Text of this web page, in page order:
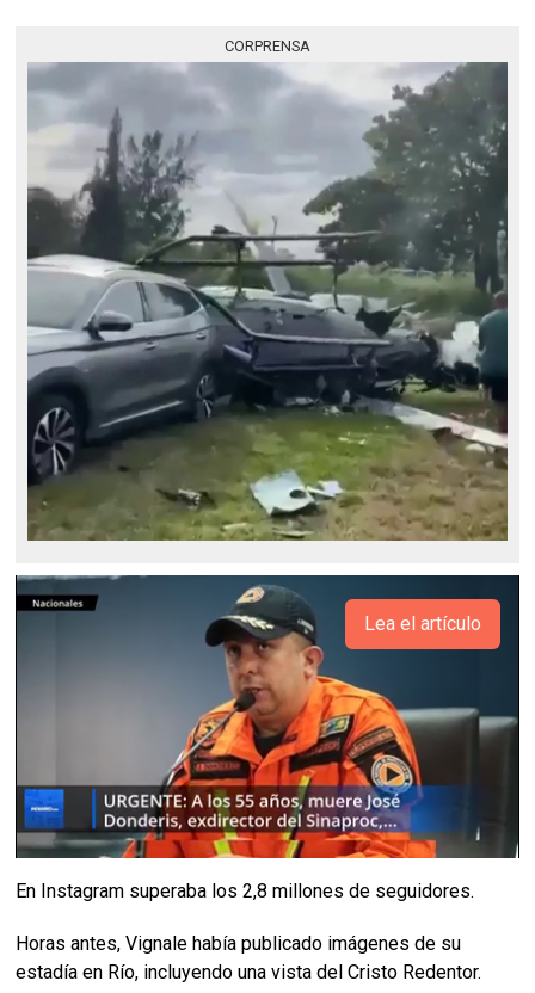
CORPRENSA
Lea el artículo
En Instagram superaba los 2,8 millones de seguidores.
Horas antes, Vignale había publicado imágenes de su
estadía en Río, incluyendo una vista del Cristo Redentor.